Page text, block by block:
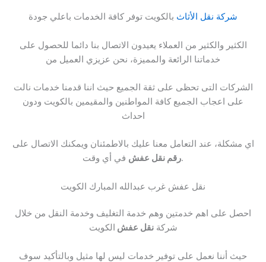
شركة نقل الأثاث بالكويت توفر كافة الخدمات باعلي جودة
الكثير والكثير من العملاء يعيدون الاتصال بنا دائما للحصول على
خدماتنا الرائعة والمميزة، نحن عزيزي العميل من
الشركات التى تحظى على ثقة الجميع حيث اننا قدمنا خدمات نالت
على اعجاب الجميع كافة المواطنين والمقيمين بالكويت ودون
احداث
اي مشكلة، عند التعامل معنا عليك بالاطمئنان ويمكنك الاتصال على
رقم نقل عفشفي أي وقت.
نقل عفش غرب عبدالله المبارك الكويت
احصل على اهم خدمتين وهم خدمة التغليف وخدمة النقل من خلال
شركةنقل عفش الكويت
حيث أننا نعمل على توفير خدمات ليس لها مثيل وبالتأكيد سوف